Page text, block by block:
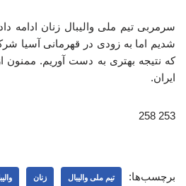
سرمربی تیم ملی والیبال زنان ادامه
شدیم اما به زودی در قهرمانی آسیا
که نتیجه بهتری به دست آوریم. ممنون
ایران.
253 258
برچسب‌ها: تیم ملی والیبال زنان